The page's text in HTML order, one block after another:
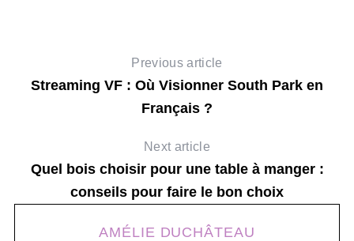
Previous article
Streaming VF : Où Visionner South Park en
Français ?
Next article
Quel bois choisir pour une table à manger :
conseils pour faire le bon choix
AMÉLIE DUCHÂTEAU